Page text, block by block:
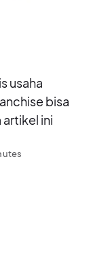
usaha
bisa
ini